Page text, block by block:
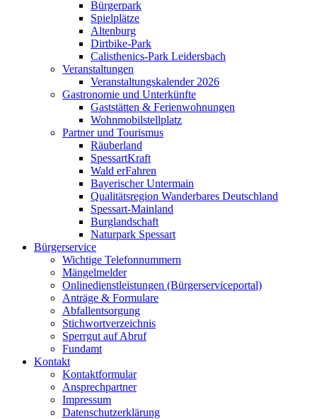
Bürgerpark
Spielplätze
Altenburg
Dirtbike-Park
Calisthenics-Park Leidersbach
Veranstaltungen
Veranstaltungskalender 2026
Gastronomie und Unterkünfte
Gaststätten & Ferienwohnungen
Wohnmobilstellplatz
Partner und Tourismus
Räuberland
SpessartKraft
Wald erFahren
Bayerischer Untermain
Qualitätsregion Wanderbares Deutschland
Spessart-Mainland
Burglandschaft
Naturpark Spessart
Bürgerservice
Wichtige Telefonnummern
Mängelmelder
Onlinedienstleistungen (Bürgerserviceportal)
Anträge & Formulare
Abfallentsorgung
Stichwortverzeichnis
Sperrgut auf Abruf
Fundamt
Kontakt
Kontaktformular
Ansprechpartner
Impressum
Datenschutzerklärung